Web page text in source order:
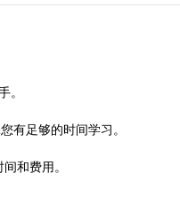
。
有足够的时间学习。
和费用。